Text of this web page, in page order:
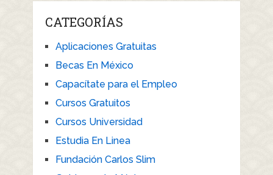
CATEGORÍAS
Aplicaciones Gratuitas
Becas En México
Capacítate para el Empleo
Cursos Gratuitos
Cursos Universidad
Estudia En Linea
Fundación Carlos Slim